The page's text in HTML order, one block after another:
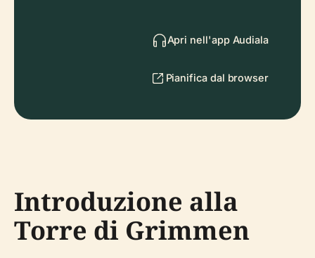
Apri nell'app Audiala
Pianifica dal browser
Introduzione alla
Torre di Grimmen